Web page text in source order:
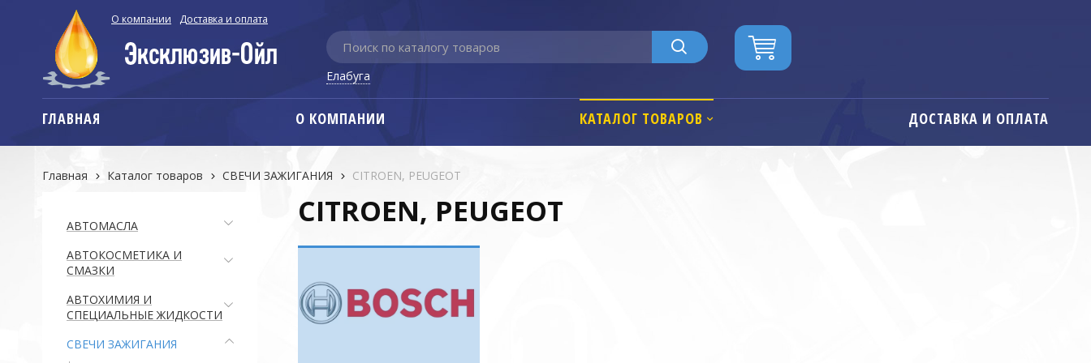
О компании Доставка и оплата
Елабуга
ГЛАВНАЯ О КОМПАНИИ КАТАЛОГ ТОВАРОВ ДОСТАВКА И ОПЛАТА
Главная Каталог товаров СВЕЧИ ЗАЖИГАНИЯ CITROEN, PEUGEOT
АВТОМАСЛА
АВТОКОСМЕТИКА И
СМАЗКИ
АВТОХИМИЯ И
СПЕЦИАЛЬНЫЕ ЖИДКОСТИ
СВЕЧИ ЗАЖИГАНИЯ
CITROEN, PEUGEOT